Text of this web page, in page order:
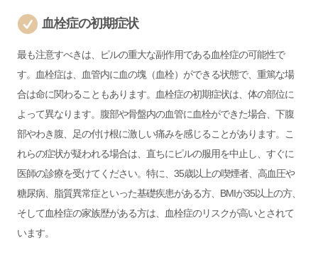
血栓症の初期症状
最も注意すべきは、ピルの重大な副作用である血栓症の可能性で
す。血栓症は、血管内に血の塊（血栓）ができる状態で、重篤な場
合は命に関わることもあります。血栓症の初期症状は、体の部位に
よって異なります。腹部や骨盤内の血管に血栓ができた場合、下腹
部やわき腹、足の付け根に激しい痛みを感じることがあります。こ
れらの症状が疑われる場合は、直ちにピルの服用を中止し、すぐに
医師の診療を受けてください。特に、35歳以上の喫煙者、高血圧や
糖尿病、脂質異常症といった基礎疾患がある方、BMIが35以上の方、
そして血栓症の家族歴がある方は、血栓症のリスクが高いとされて
います。